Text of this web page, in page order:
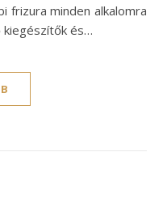
frizura minden alkalomra
kiegészítők és…